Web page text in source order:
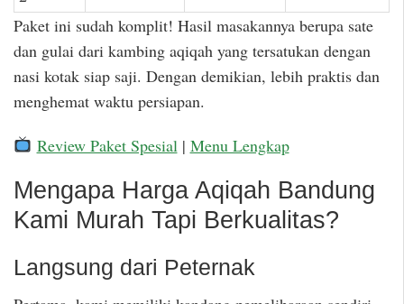
Paket ini sudah komplit! Hasil masakannya berupa sate
dan gulai dari kambing aqiqah yang tersatukan dengan
nasi kotak siap saji. Dengan demikian, lebih praktis dan
menghemat waktu persiapan.
Review Paket Spesial | Menu Lengkap
Mengapa Harga Aqiqah Bandung
Kami Murah Tapi Berkualitas?
Langsung dari Peternak